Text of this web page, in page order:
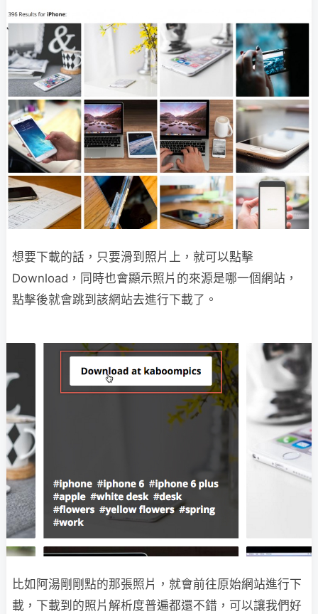
想要下載的話，只要滑到照片上，就可以點擊
Download，同時也會顯示照片的來源是哪一個網站，
點擊後就會跳到該網站去進行下載了。
比如阿湯剛剛點的那張照片，就會前往原始網站進行下
載，下載到的照片解析度普遍都還不錯，可以讓我們好